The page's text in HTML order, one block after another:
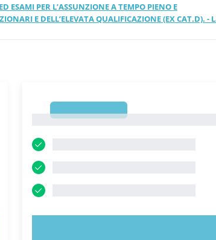
PER L’ASSUNZIONE A TEMPO PIENO E
E DELL’ELEVATA QUALIFICAZIONE (EX CAT.D). -